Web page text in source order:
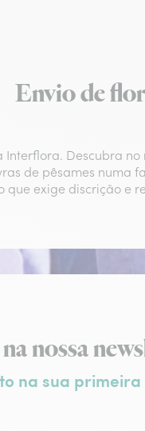
Envio de
Descubra
de pêsames
que exige discrição e
da newsletter
nossa
na sua primeira